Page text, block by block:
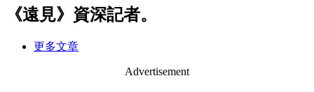
《遠見》資深記者。
更多文章
Advertisement